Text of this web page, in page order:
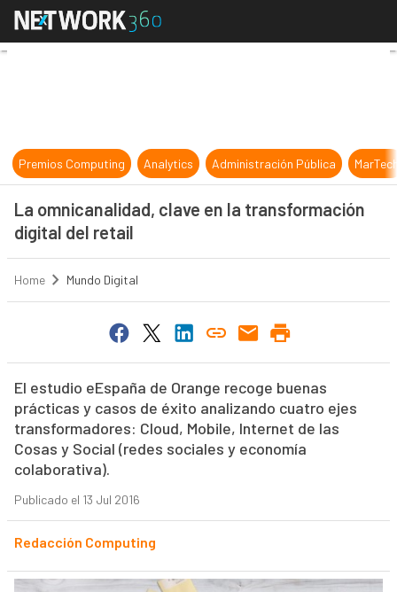
La omnicanalidad, clave en la
Premios Computing Analytics Administración Pública
La omnicanalidad, clave en la transformación
digital del retail
Home Mundo Digital
El estudio eEspaña de Orange recoge buenas
prácticas y casos de éxito analizando cuatro ejes
transformadores: Cloud, Mobile, Internet de las
Cosas y Social (redes sociales y economía
colaborativa).
Publicado el 13 Jul 2016
Redacción Computing